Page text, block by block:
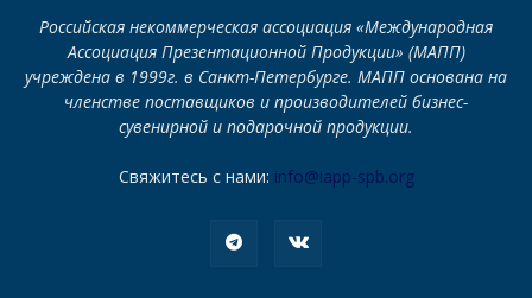
Российская некоммерческая ассоциация «Международная
Ассоциация Презентационной Продукции» (МАПП)
учреждена в 1999г. в Санкт-Петербурге. МАПП основана на
членстве поставщиков и производителей бизнес-
сувенирной и подарочной продукции.
Свяжитесь с нами: info@iapp-spb.org